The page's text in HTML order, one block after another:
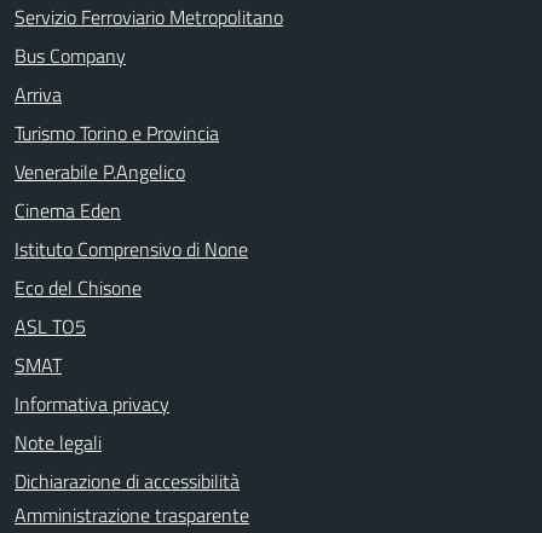
Servizio Ferroviario Metropolitano
Bus Company
Arriva
Turismo Torino e Provincia
Venerabile P.Angelico
Cinema Eden
Istituto Comprensivo di None
Eco del Chisone
ASL TO5
SMAT
Informativa privacy
Note legali
Dichiarazione di accessibilità
Amministrazione trasparente